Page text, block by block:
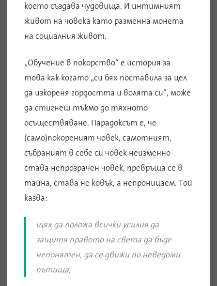
което създава чудовища. И интимният
живот на човека като разменна монета
на социалния живот.
„Обучение в покорство“ е история за
това как когато „си бях поставила за цел
да изкореня гордостта и волята си“, може
да стигнеш тъкмо до тяхното
осъществяване. Парадоксът е, че
(само)покореният човек, самотният,
събраният в себе си човек неизменно
става непрозрачен човек, превръща се в
тайна, става не ковък, а непроницаем. Той
казва:
щях да положа всички усилия да
защитя правото на света да бъде
непонятен, да се движи по неведоми
пътища,